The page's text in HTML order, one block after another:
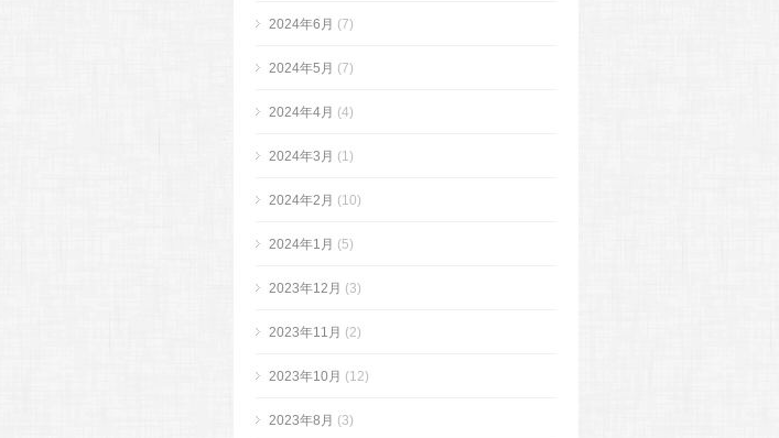
2024年6月 (7)
2024年5月 (7)
2024年4月 (4)
2024年3月 (1)
2024年2月 (10)
2024年1月 (5)
2023年12月 (3)
2023年11月 (2)
2023年10月 (12)
2023年8月 (3)